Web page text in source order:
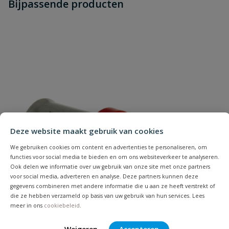
Deze website maakt gebruik van cookies
We gebruiken cookies om content en advertenties te personaliseren, om
functies voor social media te bieden en om ons websiteverkeer te analyseren.
Ook delen we informatie over uw gebruik van onze site met onze partners
voor social media, adverteren en analyse. Deze partners kunnen deze
gegevens combineren met andere informatie die u aan ze heeft verstrekt of
die ze hebben verzameld op basis van uw gebruik van hun services. Lees
meer in ons cookiebeleid.
dit product?
Schrijf zelf een beoordeling
Naam
Samenvatting
Beoordeling
Bijpassende producten